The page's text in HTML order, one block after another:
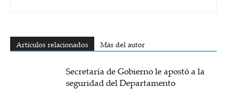
Artículos relacionados Más del autor
Secretaría de Gobierno le apostó a la
seguridad del Departamento